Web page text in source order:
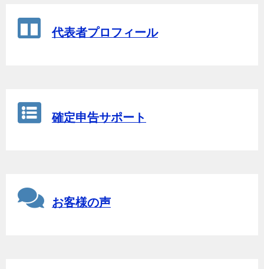
代表者プロフィール
確定申告サポート
お客様の声